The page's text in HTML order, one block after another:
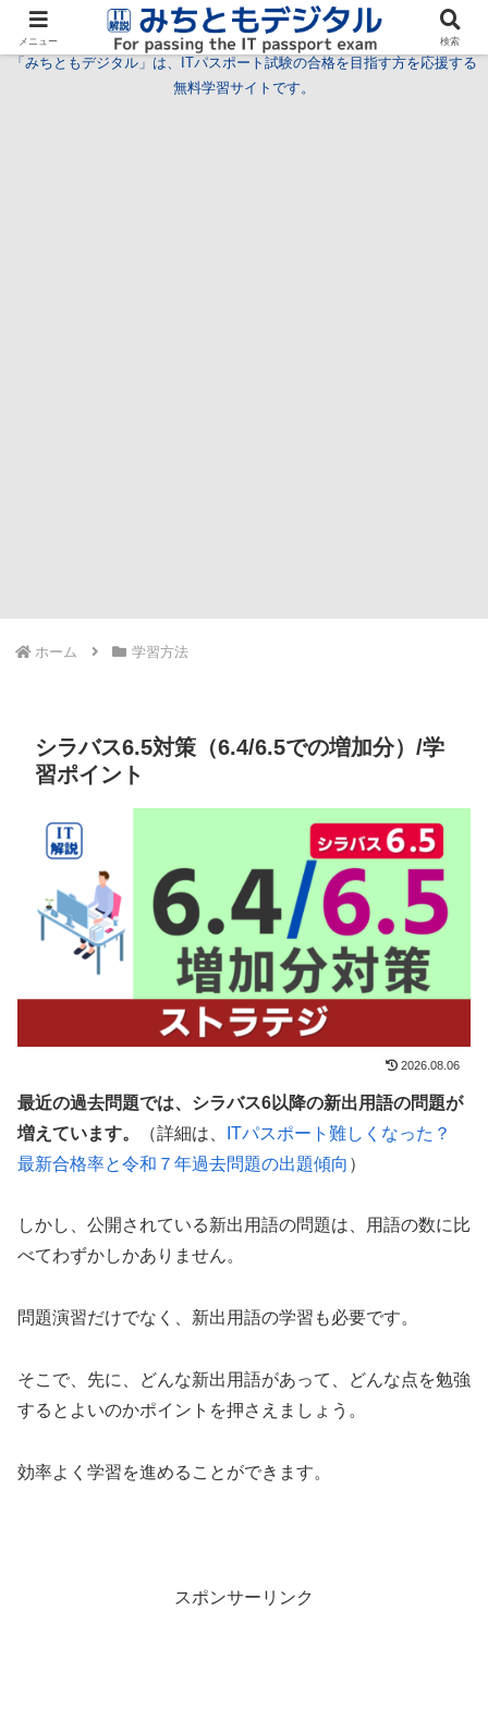
試験情報 学習方法 用語 問題 特集 お問い合わせ
「みちともデジタル」は、ITパスポート試験の合格を目指す方を応援する
無料学習サイトです。
ホーム 学習方法
シラバス6.5対策（6.4/6.5での増加分）/学
習ポイント
2026.08.06
最近の過去問題では、シラバス6以降の新出用語の問題が
増えています。
（詳細は、
ITパスポート難しくなった？
最新合格率と令和７年過去問題の出題傾向 ）
しかし、公開されている新出用語の問題は、用語の数に比
べてわずかしかありません。
問題演習だけでなく、新出用語の学習も必要です。
そこで、先に、どんな新出用語があって、どんな点を勉強
するとよいのかポイントを押さえましょう。
効率よく学習を進めることができます。
スポンサーリンク
メニュー 検索